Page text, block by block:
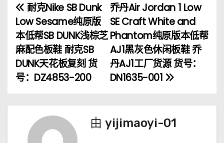
文
章
导
航
乔丹Air Jordan 1 Low
SE Craft White and
Phantom纯原版本低帮
AJ1黑灰色休闲板鞋 乔
丹AJ1工厂货源 货号：
DN1635-001
耐克Nike SB Dunk
Low Sesame纯原版
本低帮SB DUNK浅棕芝
麻配色板鞋 耐克SB
DUNK天花板复刻 货
号：DZ4853-200
由 yijimaoyi-01